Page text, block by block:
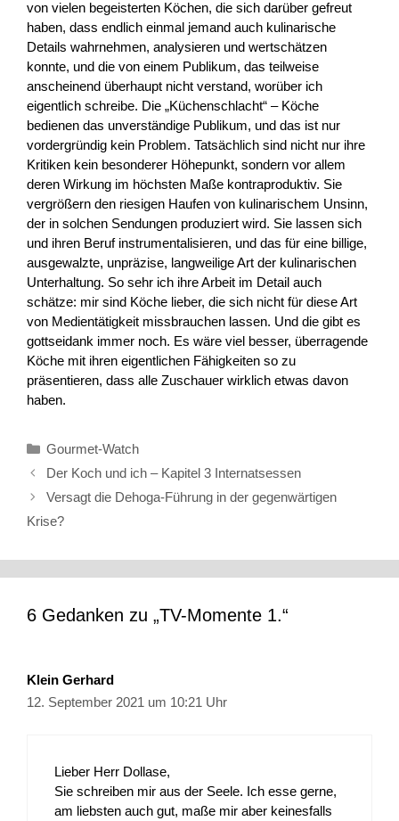
von vielen begeisterten Köchen, die sich darüber gefreut
haben, dass endlich einmal jemand auch kulinarische
Details wahrnehmen, analysieren und wertschätzen
konnte, und die von einem Publikum, das teilweise
anscheinend überhaupt nicht verstand, worüber ich
eigentlich schreibe. Die „Küchenschlacht“ – Köche
bedienen das unverständige Publikum, und das ist nur
vordergründig kein Problem. Tatsächlich sind nicht nur ihre
Kritiken kein besonderer Höhepunkt, sondern vor allem
deren Wirkung im höchsten Maße kontraproduktiv. Sie
vergrößern den riesigen Haufen von kulinarischem Unsinn,
der in solchen Sendungen produziert wird. Sie lassen sich
und ihren Beruf instrumentalisieren, und das für eine billige,
ausgewalzte, unpräzise, langweilige Art der kulinarischen
Unterhaltung. So sehr ich ihre Arbeit im Detail auch
schätze: mir sind Köche lieber, die sich nicht für diese Art
von Medientätigkeit missbrauchen lassen. Und die gibt es
gottseidank immer noch. Es wäre viel besser, überragende
Köche mit ihren eigentlichen Fähigkeiten so zu
präsentieren, dass alle Zuschauer wirklich etwas davon
haben.
Kategorien
Gourmet-Watch
Der Koch und ich – Kapitel 3 Internatsessen
Versagt die Dehoga-Führung in der gegenwärtigen
Krise?
6 Gedanken zu „TV-Momente 1.“
Klein Gerhard
12. September 2021 um 10:21 Uhr
Lieber Herr Dollase,
Sie schreiben mir aus der Seele. Ich esse gerne,
am liebsten auch gut, maße mir aber keinesfalls